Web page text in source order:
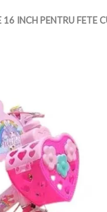
16 INCH PENTRU FETE